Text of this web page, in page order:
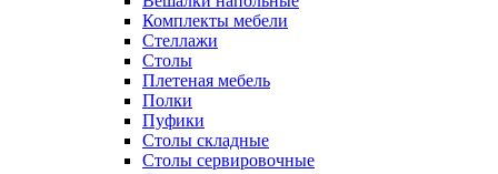
Комплекты мебели
Стеллажи
Столы
Плетеная мебель
Полки
Пуфики
Столы складные
Столы сервировочные